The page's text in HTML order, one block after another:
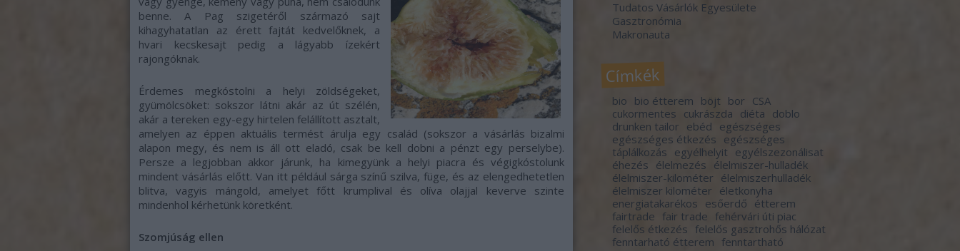
benne. A Pag szigetéről származó sajt
kihagyhatatlan az érett fajtát kedvelőknek, a
hvari kecskesajt pedig a lágyabb ízekért
rajongóknak.
Érdemes megkóstolni a helyi zöldségeket,
gyümölcsöket: sokszor látni akár az út szélén,
akár a tereken egy-egy hirtelen felállított asztalt,
amelyen az éppen aktuális termést árulja egy család (sokszor a vásárlás bizalmi
alapon megy, és nem is áll ott eladó, csak be kell dobni a pénzt egy perselybe).
Persze a legjobban akkor járunk, ha kimegyünk a helyi piacra és végigkóstolunk
mindent vásárlás előtt. Van itt például sárga színű szilva, füge, és az elengedhetetlen
blitva, vagyis mángold, amelyet főtt krumplival és olíva olajjal keverve szinte
mindenhol kérhetünk köretként.
Szomjúság ellen
Tudatos Vásárlók Egyesülete
Gasztronómia
Makronauta
Címkék
bio bio étterem böjt bor CSA
cukormentes cukrászda diéta doblo
drunken tailor ebéd egészséges
egészséges étkezés egészséges
táplálkozás egyélhelyit egyélszezonálisat
éhezés élelmezés élelmiszer-hulladék
élelmiszer-kilométer élelmiszerhulladék
élelmiszer kilométer életkonyha
energiatakarékos esőerdő étterem
fairtrade fair trade fehérvári úti piac
felelős étkezés felelős gasztrohős hálózat
fenntarható étterem fenntartható